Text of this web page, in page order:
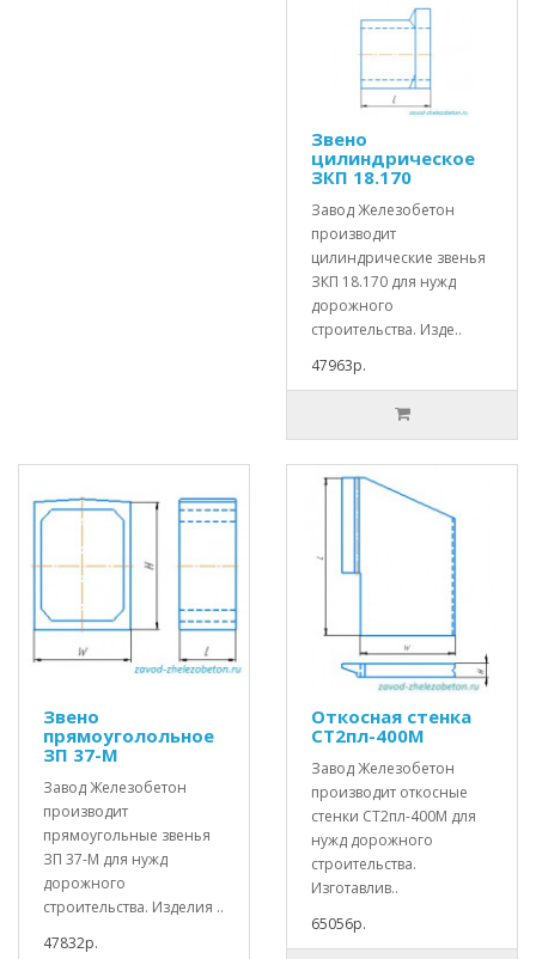
Звено
цилиндрическое
ЗКП 18.170
Завод Железобетон
производит
цилиндрические звенья
ЗКП 18.170 для нужд
дорожного
строительства. Изде..
47963р.
Звено
прямоуголольное
ЗП 37-М
Завод Железобетон
производит
прямоугольные звенья
ЗП 37-М для нужд
дорожного
строительства. Изделия ..
47832р.
Откосная стенка
СТ2пл-400М
Завод Железобетон
производит откосные
стенки СТ2пл-400М для
нужд дорожного
строительства.
Изготавлив..
65056р.